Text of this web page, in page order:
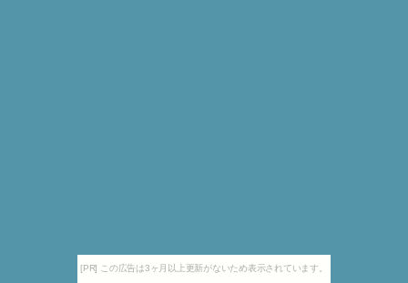
[PR] この広告は3ヶ月以上更新がないため表示されています。